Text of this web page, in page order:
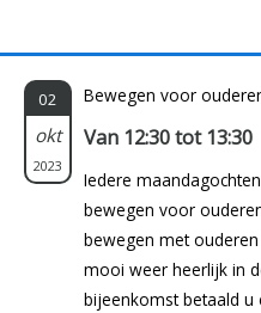
02
okt
2023
Bewegen voor
Van 12:30 tot 13:30
Iedere
bewegen voor
bewegen met
mooi weer heerlijk in
bijeenkomst betaald u